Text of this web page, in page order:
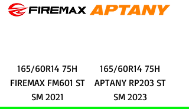
165/60R14 75H
FIREMAX FM601 ST
SM 2021
165/60R14 75H
APTANY RP203 ST
SM 2023